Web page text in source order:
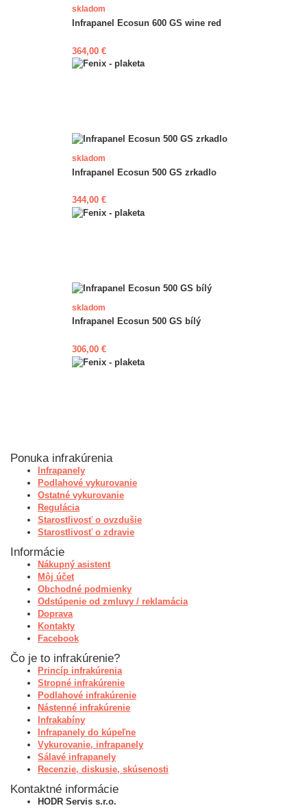
skladom
Infrapanel Ecosun 600 GS wine red
364,00 €
skladom
Infrapanel Ecosun 500 GS zrkadlo
344,00 €
skladom
Infrapanel Ecosun 500 GS bílý
306,00 €
Ponuka infrakúrenia
Infrapanely
Podlahové vykurovanie
Ostatné vykurovanie
Regulácia
Starostlivosť o ovzdušie
Starostlivosť o zdravie
Informácie
Nákupný asistent
Môj účet
Obchodné podmienky
Odstúpenie od zmluvy / reklamácia
Doprava
Kontakty
Facebook
Čo je to infrakúrenie?
Princíp infrakúrenia
Stropné infrakúrenie
Podlahové infrakúrenie
Nástenné infrakúrenie
Infrakabíny
Infrapanely do kúpeľne
Vykurovanie, infrapanely
Sálavé infrapanely
Recenzie, diskusie, skúsenosti
Kontaktné informácie
HODR Servis s.r.o.